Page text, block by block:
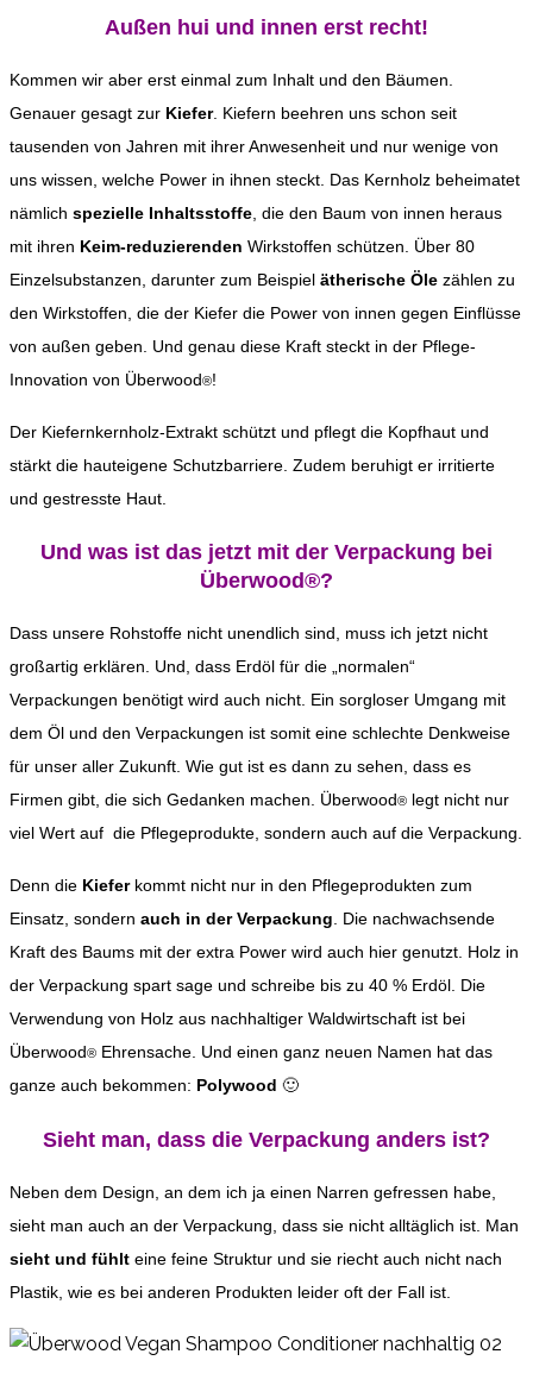
Außen hui und innen erst recht!
Kommen wir aber erst einmal zum Inhalt und den Bäumen.
Genauer gesagt zur Kiefer. Kiefern beehren uns schon seit
tausenden von Jahren mit ihrer Anwesenheit und nur wenige von
uns wissen, welche Power in ihnen steckt. Das Kernholz beheimatet
nämlich spezielle Inhaltsstoffe , die den Baum von innen heraus
mit ihren Keim-reduzierenden Wirkstoffen schützen. Über 80
Einzelsubstanzen, darunter zum Beispiel ätherische Öle zählen zu
den Wirkstoffen, die der Kiefer die Power von innen gegen Einflüsse
von außen geben. Und genau diese Kraft steckt in der Pflege-
Innovation von Überwood®!
Der Kiefernkernholz-Extrakt schützt und pflegt die Kopfhaut und
stärkt die hauteigene Schutzbarriere. Zudem beruhigt er irritierte
und gestresste Haut.
Und was ist das jetzt mit der Verpackung bei
Überwood®?
Dass unsere Rohstoffe nicht unendlich sind, muss ich jetzt nicht
großartig erklären. Und, dass Erdöl für die „normalen“
Verpackungen benötigt wird auch nicht. Ein sorgloser Umgang mit
dem Öl und den Verpackungen ist somit eine schlechte Denkweise
für unser aller Zukunft. Wie gut ist es dann zu sehen, dass es
Firmen gibt, die sich Gedanken machen. Überwood® legt nicht nur
viel Wert auf die Pflegeprodukte, sondern auch auf die Verpackung.
Denn die Kieferkommt nicht nur in den Pflegeprodukten zum
Einsatz, sondern auch in der Verpackung . Die nachwachsende
Kraft des Baums mit der extra Power wird auch hier genutzt. Holz in
der Verpackung spart sage und schreibe bis zu 40 % Erdöl. Die
Verwendung von Holz aus nachhaltiger Waldwirtschaft ist bei
Überwood® Ehrensache. Und einen ganz neuen Namen hat das
ganze auch bekommen: Polywood 🙂
Sieht man, dass die Verpackung anders ist?
Neben dem Design, an dem ich ja einen Narren gefressen habe,
sieht man auch an der Verpackung, dass sie nicht alltäglich ist. Man
sieht und fühlt eine feine Struktur und sie riecht auch nicht nach
Plastik, wie es bei anderen Produkten leider oft der Fall ist.